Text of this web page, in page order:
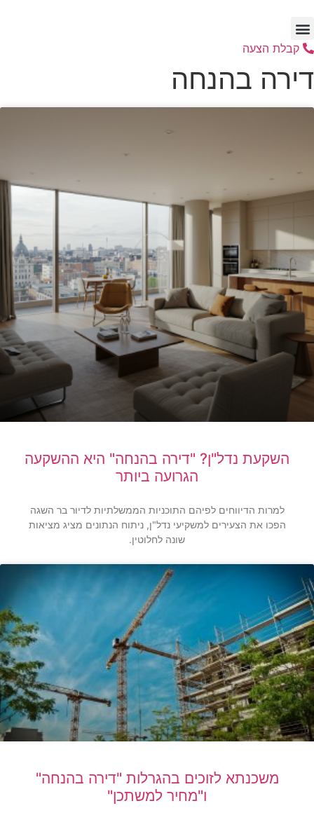
לתוכן
קבלת הצעה
דירה בהנחה
השקעת נדל"ן? "דירה בהנחה" היא ההשקעה
הגרועה ביותר
למרות הדיווחים לפיהם התוכניות הממשלתיות לדיור בר השגה
הפכו את הצעירים למשקיעי נדל"ן, ניתוח הנתונים מציג מציאות
שונה לחלוטין.
משכנתא לזוכים בהגרלות "דירה בהנחה"
ו"מחיר למשתכן"